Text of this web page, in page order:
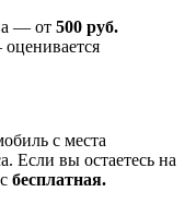
— от 500 руб.
с места
Если вы остаетесь на
бесплатная.